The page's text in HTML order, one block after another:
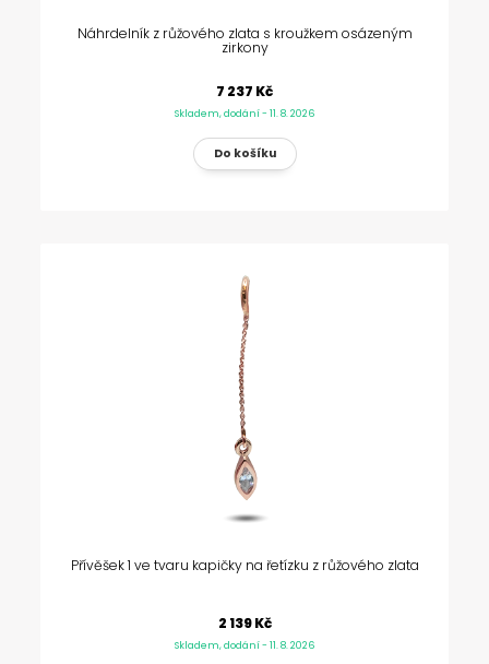
Náhrdelník z růžového zlata s kroužkem osázeným
zirkony
7 237 Kč
Skladem, dodání - 11. 8. 2026
Přívěšek 1 ve tvaru kapičky na řetízku z růžového zlata
2 139 Kč
Skladem, dodání - 11. 8. 2026